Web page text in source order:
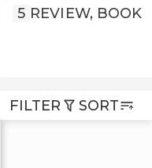
5 REVIEW, BOOK
FILTER SORT